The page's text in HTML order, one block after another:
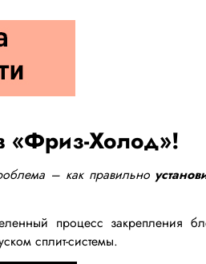
«Фриз-Холод»!
– как правильно
процесс закрепления
сплит-системы.